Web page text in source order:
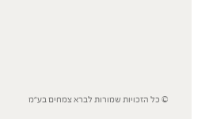
© כל הזכויות שמורות לברא צמחים בע”מ